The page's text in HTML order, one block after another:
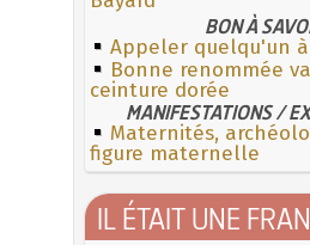
BON À
Appeler quelqu'un
Bonne renommée
ceinture dorée
MANIFESTATIONS /
Maternités,
figure maternelle
IL ÉTAIT UNE